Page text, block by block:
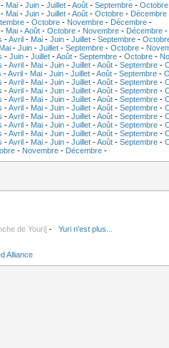
Mai- Juin- Juillet-Août- Septembre- Octobre
Mai- Juin- Juillet-Août- Octobre- Décembre
- Octobre- Novembre- Décembre-
Mai-Août- Octobre- Novembre- Décembre-
-Avril- Mai- Juin- Juillet- Septembre-
Mai- Juin- Juillet- Septembre- Octobre-
- Juin- Juillet-Août- Septembre- Octobre-
-Avril- Mai- Juin- Juillet-Août- Septembre-
-Avril- Mai- Juin- Juillet-Août- Septembre-
-Avril- Mai- Juin- Juillet-Août- Septembre-
-Avril- Mai- Juin- Juillet-Août- Septembre-
-Avril- Mai- Juin- Juillet-Août- Septembre-
-Avril- Mai- Juin- Juillet-Août- Septembre-
-Avril- Mai- Juin- Juillet-Août- Septembre-
-Avril- Mai- Juin- Juillet-Août- Septembre-
-Avril- Mai- Juin- Juillet-Août- Septembre-
-Avril- Mai- Juin- Juillet-Août- Septembre-
- Novembre- Décembre-
de Youri] - Yuri n'est plus...
Alliance